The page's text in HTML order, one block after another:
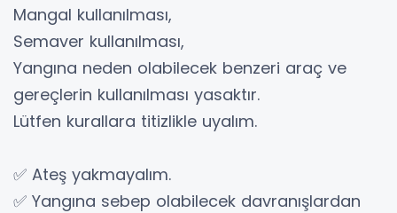
Mangal kullanılması,
Semaver kullanılması,
Yangına neden olabilecek benzeri araç ve
gereçlerin kullanılması yasaktır.
Lütfen kurallara titizlikle uyalım.
✅ Ateş yakmayalım.
✅ Yangına sebep olabilecek davranışlardan